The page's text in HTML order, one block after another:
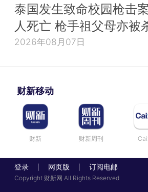
泰国发生致命校园枪击
人死亡 枪手祖父母亦被
2026年08月07日
财新移动
财新 财新周刊
登录 网页版 订阅电邮
Copyright 财新网 All Rights Reserved